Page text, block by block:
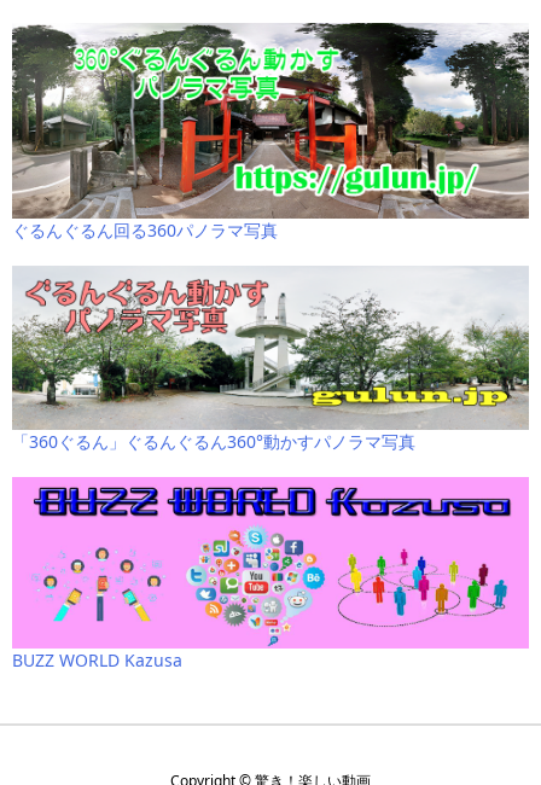
ぐるんぐるん回る360パノラマ写真
「360ぐるん」ぐるんぐるん360°動かすパノラマ写真
BUZZ WORLD Kazusa